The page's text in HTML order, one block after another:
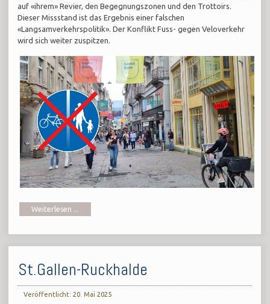
auf «ihrem» Revier, den Begegnungszonen und den Trottoirs.
Dieser Missstand ist das Ergebnis einer falschen
«Langsamverkehrspolitik». Der Konflikt Fuss- gegen Veloverkehr
wird sich weiter zuspitzen.
Weiterlesen ...
St.Gallen-Ruckhalde
Veröffentlicht: 20. Mai 2025